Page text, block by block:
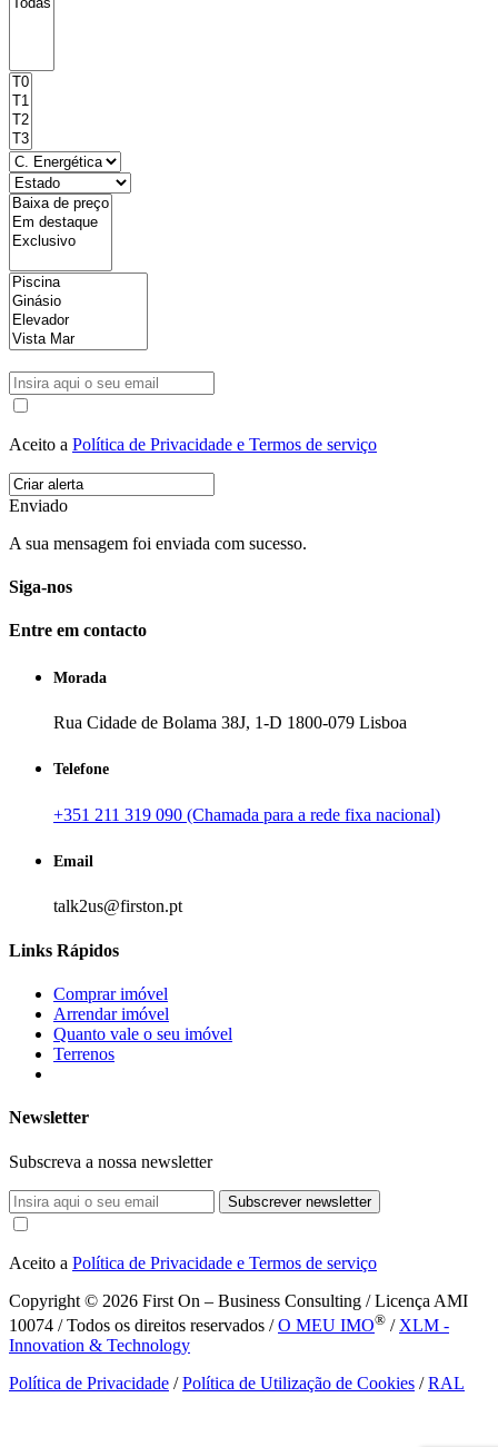
Aceito a Política de Privacidade e Termos de serviço
Enviado
A sua mensagem foi enviada com sucesso.
Siga-nos
Entre em contacto
Morada
Rua Cidade de Bolama 38J, 1-D 1800-079 Lisboa
Telefone
+351 211 319 090 (Chamada para a rede fixa nacional)
Email
talk2us@firston.pt
Links Rápidos
Comprar imóvel
Arrendar imóvel
Quanto vale o seu imóvel
Terrenos
Newsletter
Subscreva a nossa newsletter
Subscrever newsletter
Aceito a Política de Privacidade e Termos de serviço
Copyright © 2026 First On – Business Consulting / Licença AMI
10074 / Todos os direitos reservados /O MEU IMO® / XLM -
Innovation & Technology
Política de Privacidade /Política de Utilização de Cookies /RAL